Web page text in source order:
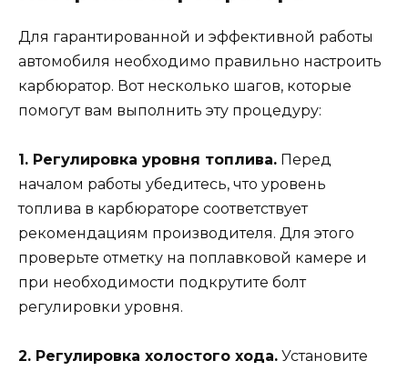
Для гарантированной и эффективной работы
автомобиля необходимо правильно настроить
карбюратор. Вот несколько шагов, которые
помогут вам выполнить эту процедуру:
1. Регулировка уровня топлива. Перед
началом работы убедитесь, что уровень
топлива в карбюраторе соответствует
рекомендациям производителя. Для этого
проверьте отметку на поплавковой камере и
при необходимости подкрутите болт
регулировки уровня.
2. Регулировка холостого хода. Установите